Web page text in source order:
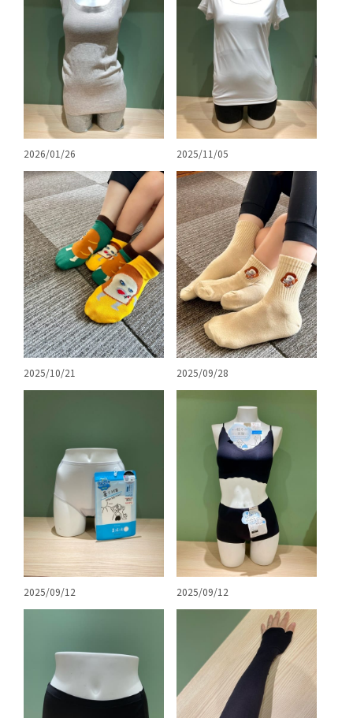
2026/01/26 2025/11/05
2025/10/21 2025/09/28
2025/09/12 2025/09/12